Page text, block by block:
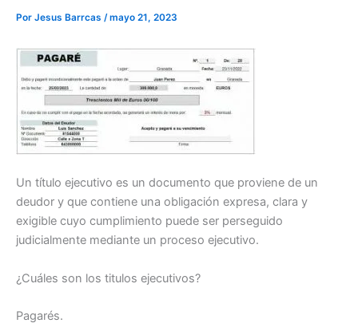
Por Jesus Barrcas /mayo 21, 2023
Un título ejecutivo es un documento que proviene de un
deudor y que contiene una obligación expresa, clara y
exigible cuyo cumplimiento puede ser perseguido
judicialmente mediante un proceso ejecutivo.
¿Cuáles son los titulos ejecutivos?
Pagarés.